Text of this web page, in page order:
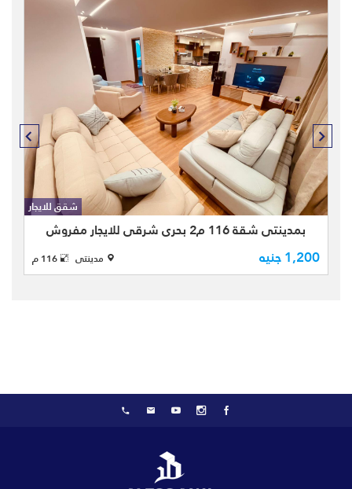
بمدينتى شقة بمساحة كلية116 م2
بالطابق 5 - B10 نموذج 04 بحري شرقي
تطل على عبارة عن 3 غرف نوم 2 حمام
تشطيب الشركة للايجار مفروش
شقق للايجار
بمدينتى شقة 116 م2 بحري شرقي للايجار مفروش
1,200 جنيه مدينتى 116 م